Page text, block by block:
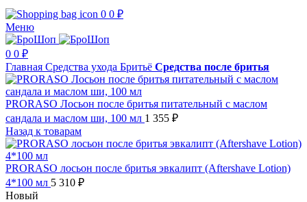
0 0 ₽
Меню
0 0 ₽
Главная Средства ухода Бритьё Средства после бритья
PRORASO Лосьон после бритья питательный с маслом
сандала и маслом ши, 100 мл 1 355 ₽
Назад к товарам
PRORASO лосьон после бритья эвкалипт (Aftershave Lotion)
4*100 мл 5 310 ₽
Новый